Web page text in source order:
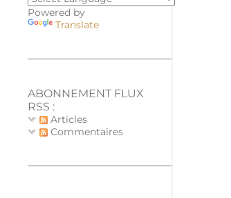
Powered by
Translate
ABONNEMENT FLUX
RSS :
Articles
Commentaires